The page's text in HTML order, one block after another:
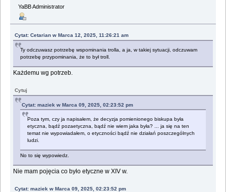
YaBB Administrator
Cytat: Cetarian w Marca 12, 2025, 11:26:21 am
Ty odczuwasz potrzebę wspominania trolla, a ja, w takiej sytuacji, odczuwam
potrzebę przypominania, że to był troll.
Każdemu wg potrzeb.
Cytuj
Cytat: maziek w Marca 09, 2025, 02:23:52 pm
Poza tym, czy ja napisałem, że decyzja pomienionego biskupa była
etyczna, bądź pozaetyczna, bądź nie wiem jaka była? ... ja się na ten
temat nie wypowiadałem, o etyczności bądź nie działań poszczególnych
ludzi.
No to się wypowiedz.
Nie mam pojęcia co było etyczne w XIV w.
Cytat: maziek w Marca 09, 2025, 02:23:52 pm